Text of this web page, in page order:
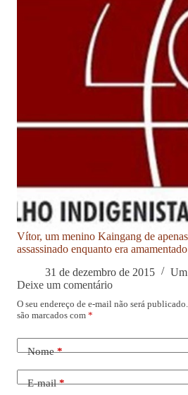
Vítor, um menino Kaingang de
assassinado enquanto era
31 de dezembro de 2015
Deixe um comentário
O seu endereço de e-mail não será publicado.
são marcados com *
Nome*
E-mail*